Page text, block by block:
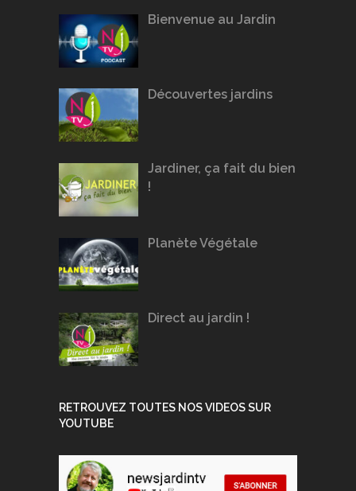
Bienvenue au Jardin
Découvertes jardins
Jardiner, ça fait du bien
!
Planète Végétale
Direct au jardin !
RETROUVEZ TOUTES NOS VIDEOS SUR
YOUTUBE